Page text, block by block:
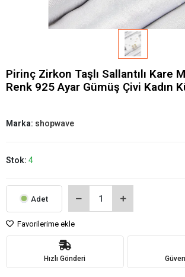
Pirinç Zirkon Taşlı Sallantılı Kare
Renk 925 Ayar Gümüş Çivi Kadın
Marka: shopwave
Stok: 4
Adet
Favorilerime ekle
Hızlı Gönderi